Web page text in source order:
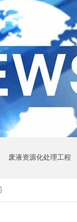
废液资源化处理工程